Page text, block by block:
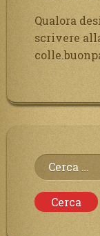
Qualora
scrivere
Ricerca
per: